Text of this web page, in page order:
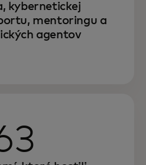
kybernetickej
mentoringu a
agentov